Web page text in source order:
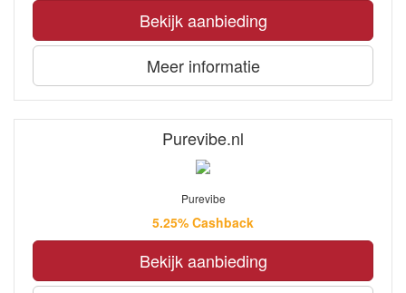
Bekijk aanbieding
Meer informatie
Purevibe.nl
Purevibe
5.25% Cashback
Bekijk aanbieding